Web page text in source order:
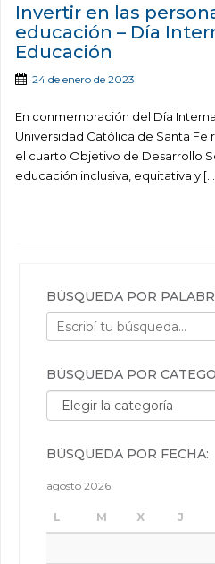
Invertir en las
educación – Día
Educación
24 de enero de 2023
En conmemoración del Día
Universidad Católica de Santa
el cuarto Objetivo de Desarrollo
educación inclusiva, equitativa y
BÚSQUEDA POR
BÚSQUEDA POR
Búsqueda por categorías:
BÚSQUEDA POR FECHA:
agosto 2026
L M X J